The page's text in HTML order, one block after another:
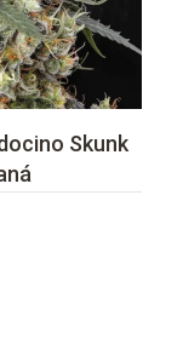
Skunk